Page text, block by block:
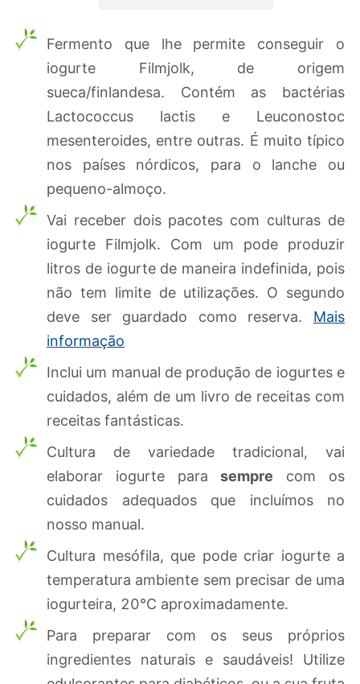
Fermento que lhe permite conseguir o
iogurte Filmjolk, de origem
sueca/finlandesa. Contém as bactérias
Lactococcus lactis e Leuconostoc
mesenteroides, entre outras. É muito típico
nos países nórdicos, para o lanche ou
pequeno-almoço.
Vai receber dois pacotes com culturas de
iogurte Filmjolk. Com um pode produzir
litros de iogurte de maneira indefinida, pois
não tem limite de utilizações. O segundo
deve ser guardado como reserva. Mais
informação
Inclui um manual de produção de iogurtes e
cuidados, além de um livro de receitas com
receitas fantásticas.
Cultura de variedade tradicional, vai
elaborar iogurte parasempre com os
cuidados adequados que incluímos no
nosso manual.
Cultura mesófila, que pode criar iogurte a
temperatura ambiente sem precisar de uma
iogurteira, 20°C aproximadamente.
Para preparar com os seus próprios
ingredientes naturais e saudáveis! Utilize